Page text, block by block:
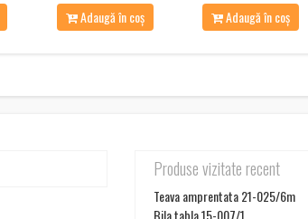
Adaugă în coș
Adaugă în coș
Produse vizitate recent
Teava amprentata 21-025/6m
Bila tabla 15-007/1